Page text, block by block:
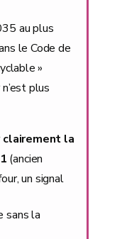
au plus
le Code de
»
plus
clairement la
(ancien
un signal
sans la